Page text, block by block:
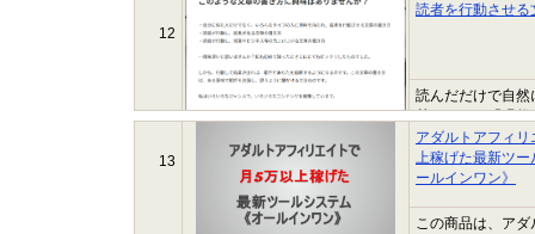
12
読者を行動させる
読んだだけで自
基づいた、『現
13
アダルトアフィ
上稼げた最新ツー
ールインワン》
この商品は、ア